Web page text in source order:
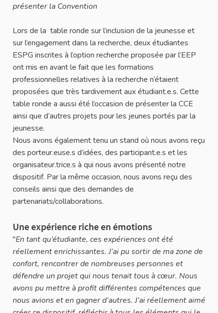
présenter la Convention
Lors de la table ronde sur l’inclusion de la jeunesse et
sur l’engagement dans la recherche, deux étudiantes
ESPG inscrites à l’option recherche proposée par l’EEP
ont mis en avant le fait que les formations
professionnelles relatives à la recherche n’étaient
proposées que très tardivement aux étudiant.e.s. Cette
table ronde a aussi été l’occasion de présenter la CCE
ainsi que d’autres projets pour les jeunes portés par la
jeunesse.
Nous avons également tenu un stand où nous avons reçu
des porteur.euse.s d’idées, des participant.e.s et les
organisateur.trice.s à qui nous avons présenté notre
dispositif. Par la même occasion, nous avons reçu des
conseils ainsi que des demandes de
partenariats/collaborations.
Une expérience riche en émotions
"En tant qu’étudiante, ces expériences ont été
réellement enrichissantes. J’ai pu sortir de ma zone de
confort, rencontrer de nombreuses personnes et
défendre un projet qui nous tenait tous à cœur. Nous
avons pu mettre à profit différentes compétences que
nous avions et en gagner d’autres. J’ai réellement aimé